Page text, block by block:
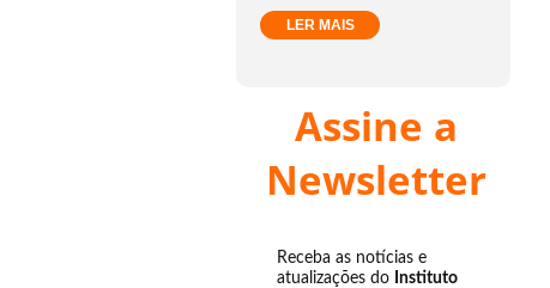
LER MAIS
Assine a
Newsletter
Receba as notícias e
atualizações do Instituto